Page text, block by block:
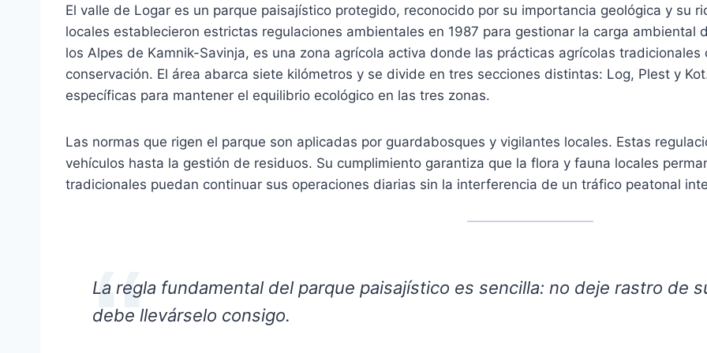
El valle de Logar es un parque paisajístico protegido, reconocido por su importancia geológica y su
locales establecieron estrictas regulaciones ambientales en 1987 para gestionar la carga ambiental
los Alpes de Kamnik-Savinja, es una zona agrícola activa donde las prácticas agrícolas
conservación. El área abarca siete kilómetros y se divide en tres secciones distintas: Log, Plest y
específicas para mantener el equilibrio ecológico en las tres zonas.
Las normas que rigen el parque son aplicadas por guardabosques y vigilantes locales. Estas
vehículos hasta la gestión de residuos. Su cumplimiento garantiza que la flora y fauna locales
tradicionales puedan continuar sus operaciones diarias sin la interferencia de un tráfico peatonal
La regla fundamental del parque paisajístico es sencilla: no deje rastro de
debe llevárselo consigo.